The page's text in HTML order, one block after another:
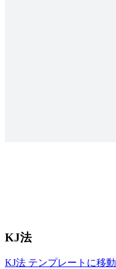
KJ法
KJ法 テンプレートに移動